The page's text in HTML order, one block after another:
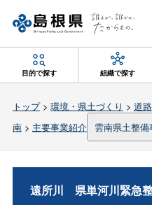
目的で探す 組織で探す
トップ> 環境・県土づくり > 道路
南> 主要事業紹介 雲南県土整
遠所川 県単河川緊急